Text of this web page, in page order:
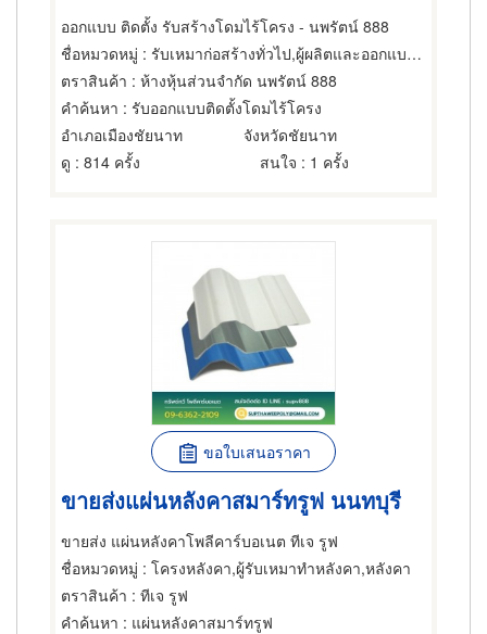
ออกแบบ ติดตั้ง รับสร้างโดมไร้โครง - นพรัตน์ 888
ชื่อหมวดหมู่ : รับเหมาก่อสร้างทั่วไป,ผู้ผลิตและออกแบบโครงสร้างเหล็ก,โครงหลังคา
ตราสินค้า : ห้างหุ้นส่วนจำกัด นพรัตน์ 888
คำค้นหา : รับออกแบบติดตั้งโดมไร้โครง
อำเภอเมืองชัยนาท
จังหวัดชัยนาท
ดู : 814 ครั้ง สนใจ : 1 ครั้ง
ขอใบเสนอราคา
ขายส่งแผ่นหลังคาสมาร์ทรูฟ นนทบุรี
ขายส่ง แผ่นหลังคาโพลีคาร์บอเนต ทีเจ รูฟ
ชื่อหมวดหมู่ : โครงหลังคา,ผู้รับเหมาทำหลังคา,หลังคา
ตราสินค้า : ทีเจ รูฟ
คำค้นหา : แผ่นหลังคาสมาร์ทรูฟ